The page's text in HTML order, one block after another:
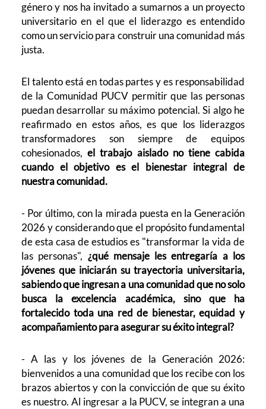
género y nos ha invitado a sumarnos a un proyecto
universitario en el que el liderazgo es entendido
como un servicio para construir una comunidad más
justa.
El talento está en todas partes y es responsabilidad
de la Comunidad PUCV permitir que las personas
puedan desarrollar su máximo potencial. Si algo he
reafirmado en estos años, es que los liderazgos
transformadores son siempre de equipos
cohesionados,el trabajo aislado no tiene cabida
cuando el objetivo es el bienestar integral de
nuestra comunidad.
- Por último, con la mirada puesta en la Generación
2026 y considerando que el propósito fundamental
de esta casa de estudios es "transformar la vida de
las personas", ¿qué mensaje les entregaría a los
jóvenes que iniciarán su trayectoria universitaria,
sabiendo que ingresan a una comunidad que no solo
busca la excelencia académica, sino que ha
fortalecido toda una red de bienestar, equidad y
acompañamiento para asegurar su éxito integral?
- A las y los jóvenes de la Generación 2026:
bienvenidos a una comunidad que los recibe con los
brazos abiertos y con la convicción de que su éxito
es nuestro. Al ingresar a la PUCV, se integran a una